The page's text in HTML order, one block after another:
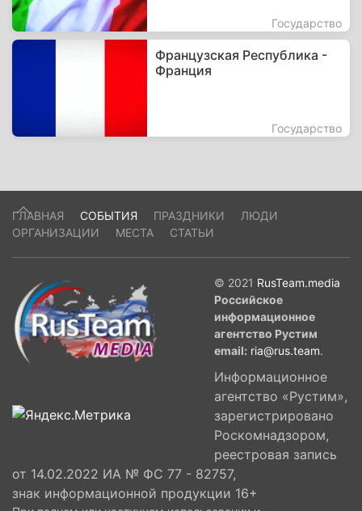
Государство
Французская Республика -
Франция
Государство
ГЛАВНАЯ СОБЫТИЯ ПРАЗДНИКИ
ЛЮДИ
ОРГАНИЗАЦИИ
МЕСТА СТАТЬИ
© 2021 RusTeam.media
Российское
информационное
агентство Рустим
email: ria@rus.team.
Информационное
агентство «Рустим»,
зарегистрировано
Роскомнадзором,
реестровая запись
от 14.02.2022 ИА № ФС 77 - 82757,
знак информационной продукции 16+